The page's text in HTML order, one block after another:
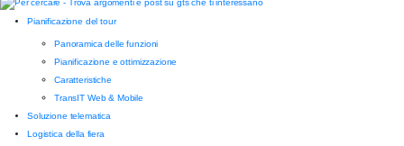
Pianificazione del tour
Panoramica delle funzioni
Pianificazione e ottimizzazione
Caratteristiche
TransIT Web & Mobile
Soluzione telematica
Logistica della fiera